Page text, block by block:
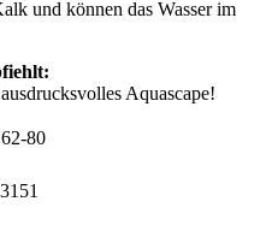
und können das Wasser im
Aquascape!
80